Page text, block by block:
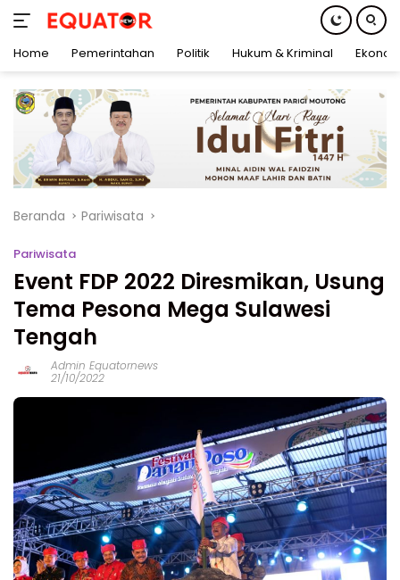
konten
Home Pemerintahan Politik Hukum & Kriminal
Beranda Pariwisata
Pariwisata
Event FDP 2022 Diresmikan, Usung
Tema Pesona Mega Sulawesi
Tengah
Admin Equatornews
21/10/2022